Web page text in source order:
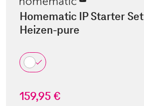
Homematic IP Starter Set
Heizen-pure
159,95 €